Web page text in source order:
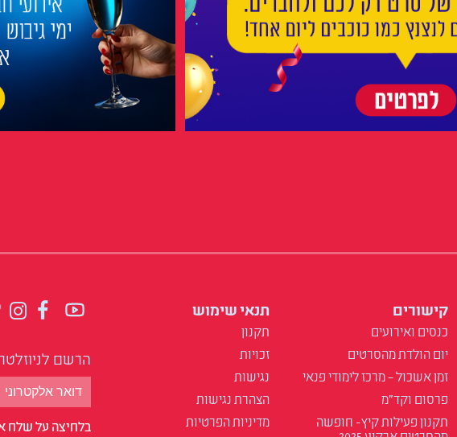
קישורים
כנסים ואירועים
יום הולדת מהסרטים
זמן אשכול – מרכז לימודי פנאי
פרסום וקד"מ
תקנון פעילות קיץ- חופשה
תנאי שימוש
תקנון
זכויות
נגישות
הצהרת נגישות
מדיניות הפרטיות
הרשם
בלחיצה על שלח